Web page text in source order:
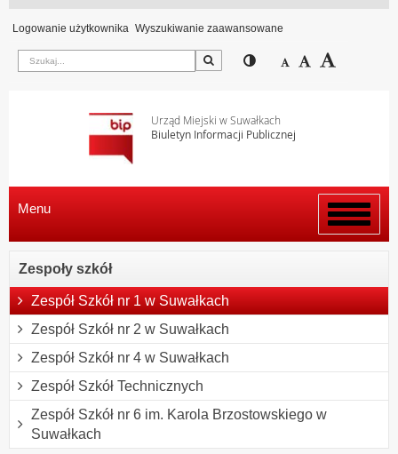
Logowanie użytkownika Wyszukiwanie zaawansowane
Szukaj Przełącz pomiędzy
Zmniejsz
Domyślny
Urząd Miejski w Suwałkach
Biuletyn Informacji Publicznej
Włącz
menu
Menu
Zespoły szkół
Zespół Szkół nr 1 w Suwałkach
Zespół Szkół nr 2 w Suwałkach
Zespół Szkół nr 4 w Suwałkach
Zespół Szkół Technicznych
Zespół Szkół nr 6 im. Karola Brzostowskiego w
Suwałkach